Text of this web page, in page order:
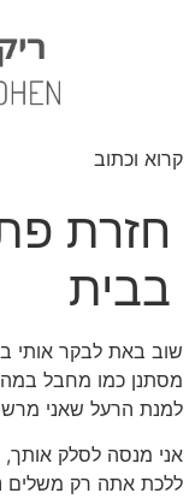
קרוא וכתוב
חזרת
בבית
שוב באת לבקר אותי
מסתנן כמו מחבל
למנת הרעל שאני
אני מנסה לסלק אותך,
ללכת אתה רק משלים